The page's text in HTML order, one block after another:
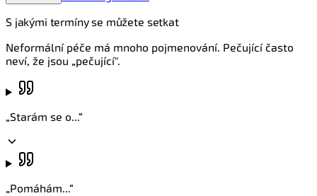
S jakými termíny se můžete setkat
Neformální péče má mnoho pojmenování. Pečující často
neví, že jsou „pečující".
„Starám se o...“
„Pomáhám...“